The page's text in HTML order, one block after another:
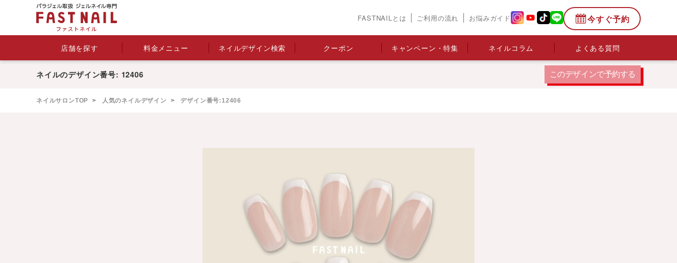
FASTNAILとは ご利用の流れ お悩みガイド 今すぐ予約
店舗を探す 料金メニュー ネイルデザイン検索 クーポン キャンペーン・特集 ネイルコラム よくある質問
ネイルのデザイン番号: 12406 このデザインで予約する
ネイルサロンTOP 人気のネイルデザイン デザイン番号:12406